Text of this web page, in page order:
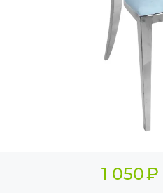
1 050₽